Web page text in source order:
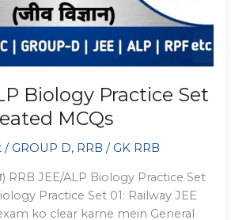
Biology Practice Set
MCQs
/ GROUP D, RRB / GK RRB
RRB JEE/ALP Biology Practice Set
Practice Set 01: Railway JEE
ko clear karne mein General